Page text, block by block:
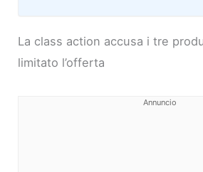
La class action accusa i tre
limitato l’offerta
Annuncio